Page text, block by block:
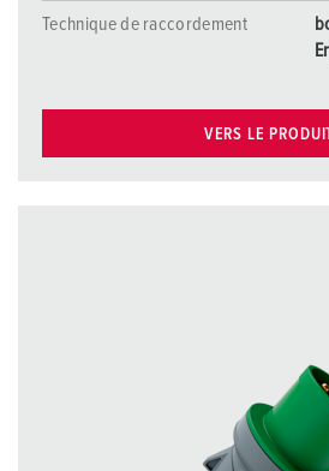
Technique de raccordement
VERS LE